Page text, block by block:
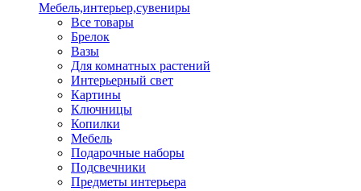
Мебель,интерьер,сувениры
Все товары
Брелок
Вазы
Для комнатных растений
Интерьерный свет
Картины
Ключницы
Копилки
Мебель
Подарочные наборы
Подсвечники
Предметы интерьера